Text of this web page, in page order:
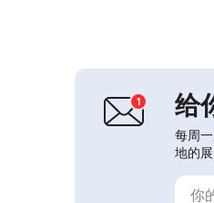
筑、仆人住宅、带马厩
给
每周
地的展